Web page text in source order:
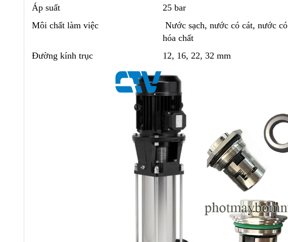
Áp suất
25 bar
Môi chất làm việc
Nước sạch, nước có cát, nước có
hóa chất
Đường kính trục
12, 16, 22, 32 mm